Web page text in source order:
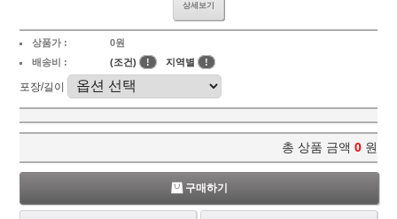
상세보기
상품가 :
0원
배송비 :
(조건) ! 지역별 !
포장/길이
총 상품 금액 0 원
구매하기